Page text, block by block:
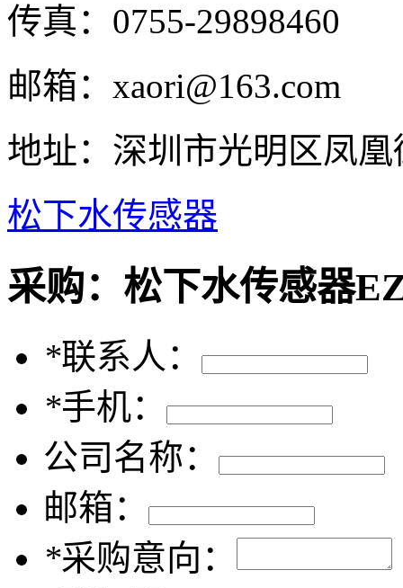
传真： 0755-29898460
邮箱： xaori@163.com
地址： 深圳市光明区凤
松下水传感器
采购： 松下水传感器
*联系人：
*手机：
公司名称：
邮箱：
*采购意向：